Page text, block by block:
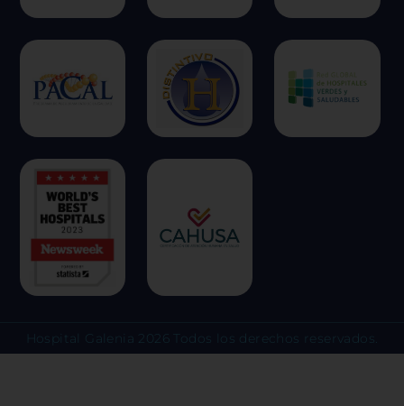
Hospital Galenia 2026 Todos los derechos reservados.
una experiencia web más
escoger no permitirnos usar ciertas
clic en los encabezados de cada
más y cambiar nuestras
predeterminadas. Sin embargo, el
algunos tipos de cookies puede
ofrecer.Más información
Permitir todas
Sistema de personalización